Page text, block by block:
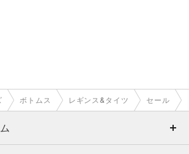
ボトムス レギンス&タイツ セール